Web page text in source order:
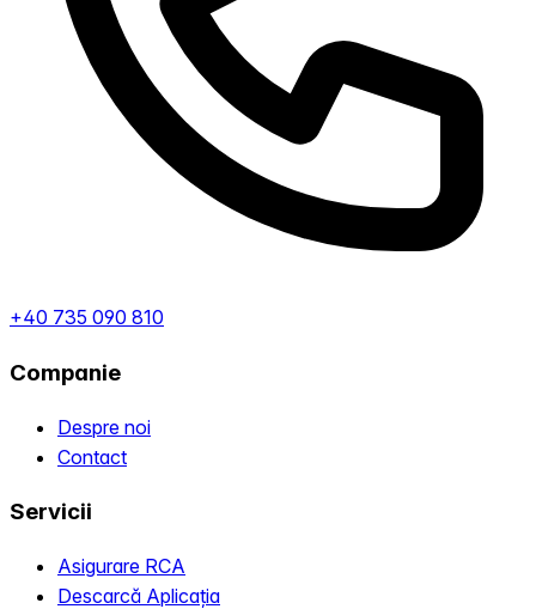
+40 735 090 810
Companie
Despre noi
Contact
Servicii
Asigurare RCA
Descarcă Aplicația